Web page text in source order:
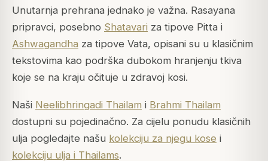
Unutarnja prehrana jednako je važna. Rasayana
pripravci, posebno Shatavari za tipove Pitta i
Ashwagandha za tipove Vata, opisani su u klasičnim
tekstovima kao podrška dubokom hranjenju tkiva
koje se na kraju očituje u zdravoj kosi.
Naši Neelibhringadi Thailam i Brahmi Thailam
dostupni su pojedinačno. Za cijelu ponudu klasičnih
ulja pogledajte našu kolekciju za njegu kose i
kolekciju ulja i Thailams.